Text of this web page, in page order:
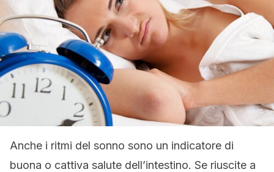
Anche i ritmi del sonno sono un indicatore di
buona o cattiva salute dell’intestino. Se riuscite a